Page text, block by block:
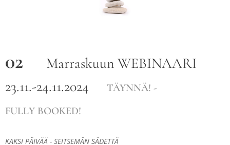
02 Marraskuun WEBINAARI
23.11.-24.11.2024
TÄYNNÄ! -
FULLY BOOKED!
KAKSI PÄIVÄÄ - SEITSEMÄN SÄDETTÄ